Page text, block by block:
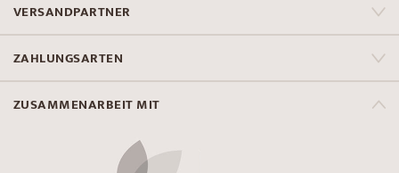
VERSANDPARTNER
ZAHLUNGSARTEN
ZUSAMMENARBEIT MIT